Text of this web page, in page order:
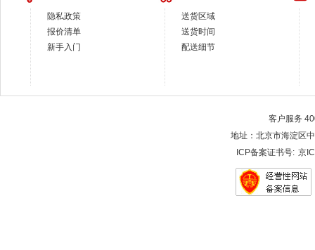
隐私政策
报价清单
新手入门
送货区域
送货时间
配送细节
客户服务
地址：北京市海淀区
ICP备案证书号: 京